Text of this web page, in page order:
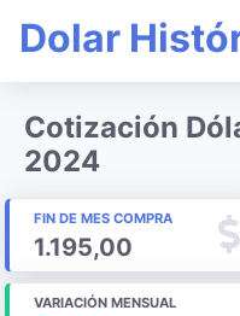
Dolar
Cotización
2024
FIN DE MES COMPRA
1.195,00
VARIACIÓN MENSUAL